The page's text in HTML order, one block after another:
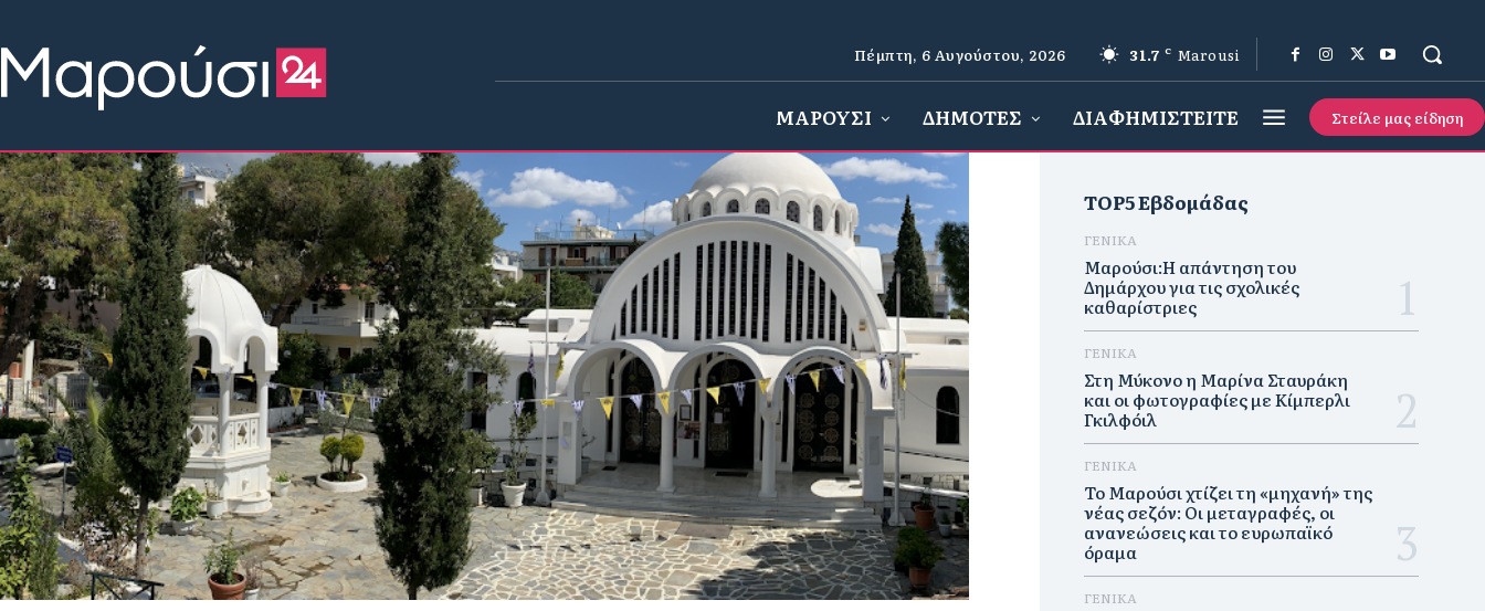
Πέμπτη, 6 Αυγούστου, 2026 31.7 C Marousi
ΜΑΡΟΥΣΙ ΔΗΜΟΤΕΣ ΔΙΑΦΗΜΙΣΤΕΙΤΕ Στείλε μας είδηση
TOP5 Εβδομάδας
ΓΕΝΙΚΑ
Μαρούσι:Η απάντηση του
Δημάρχου για τις σχολικές
καθαρίστριες
ΓΕΝΙΚΑ
Στη Μύκονο η Μαρίνα Σταυράκη
και οι φωτογραφίες με Κίμπερλι
Γκιλφόιλ
ΓΕΝΙΚΑ
Το Μαρούσι χτίζει τη «μηχανή» της
νέας σεζόν: Οι μεταγραφές, οι
ανανεώσεις και το ευρωπαϊκό
όραμα
ΓΕΝΙΚΑ